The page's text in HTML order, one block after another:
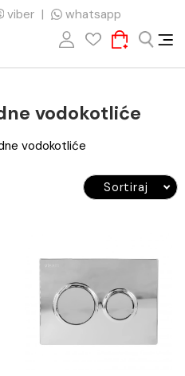
| viber | whatsapp
vodokotliće